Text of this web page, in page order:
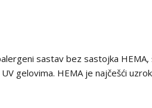
sastav bez sastojka
gelovima. HEMA je najčešći